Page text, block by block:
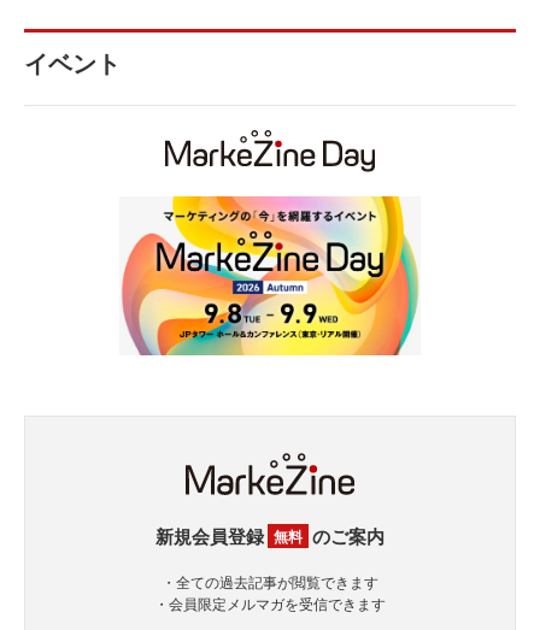
イベント
新規会員登録 無料 のご案内
・全ての過去記事が閲覧できます
・会員限定メルマガを受信できます